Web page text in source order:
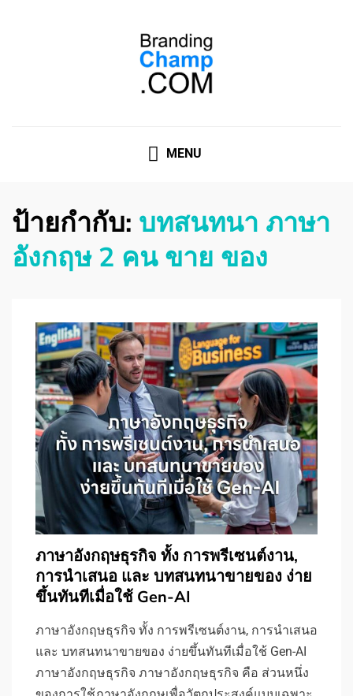
MENU
ป้ายกำกับ: บทสนทนา ภาษา
อังกฤษ 2 คน ขาย ของ
ภาษาอังกฤษธุรกิจ ทั้ง การพรีเซนต์งาน,
การนําเสนอ และ บทสนทนาขายของ ง่าย
ขึ้นทันทีเมื่อใช้ Gen-AI
ภาษาอังกฤษธุรกิจ ทั้ง การพรีเซนต์งาน, การนําเสนอ
และ บทสนทนาขายของ ง่ายขึ้นทันทีเมื่อใช้ Gen-AI
ภาษาอังกฤษธุรกิจ ภาษาอังกฤษธุรกิจ คือ ส่วนหนึ่ง